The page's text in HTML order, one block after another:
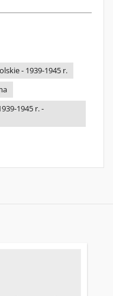
- 1939-1945 r.
1945 r. -